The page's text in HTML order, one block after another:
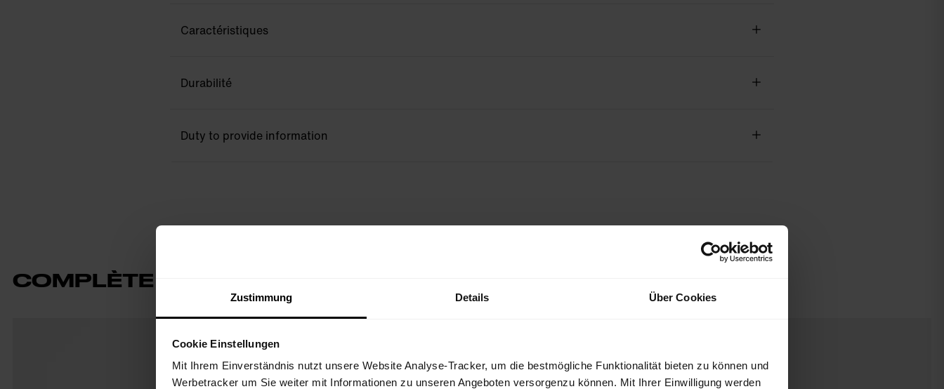
Zustimmung Details Über Cookies
Cookie Einstellungen
Mit Ihrem Einverständnis nutzt unsere Website Analyse-Tracker, um die bestmögliche Funktionalität bieten zu können und
Werbetracker um Sie weiter mit Informationen zu unseren Angeboten versorgenzu können. Mit Ihrer Einwilligung werden
Caractéristiques
Durabilité
Duty to provide information
COMPLÈTE TA TENUE